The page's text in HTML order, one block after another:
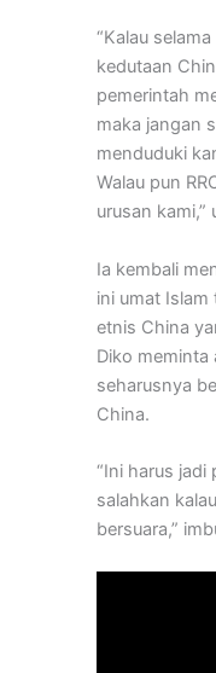
“Kalau
kedutaan
pemerintah
maka jangan
menduduki
Walau pun
urusan kami,”
Ia kembali
ini umat
etnis China
Diko meminta
seharusnya
China.
“Ini harus jadi
salahkan
bersuara,”